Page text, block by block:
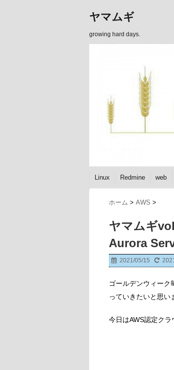
ヤマムギ
growing hard days.
Linux Redmine web
ホーム > AWS >
ヤマムギ
Aurora
2021/05/15
ゴールデンウィーク
っていきたいと思い
今日はAWS認定ク